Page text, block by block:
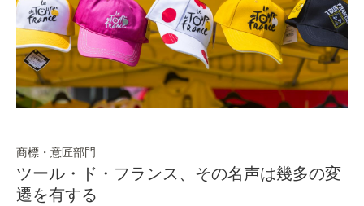
商標・意匠部門
ツール・ド・フランス、その名声は幾多の変
遷を有する